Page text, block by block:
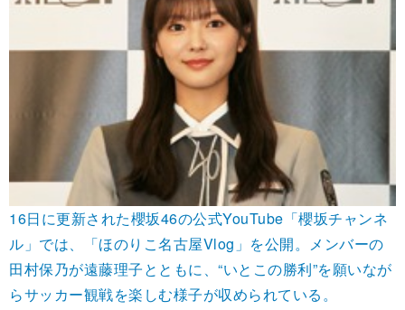
16日に更新された櫻坂46の公式YouTube「櫻坂チャンネ
ル」では、「ほのりこ名古屋Vlog」を公開。メンバーの
田村保乃が遠藤理子とともに、“いとこの勝利”を願いなが
らサッカー観戦を楽しむ様子が収められている。